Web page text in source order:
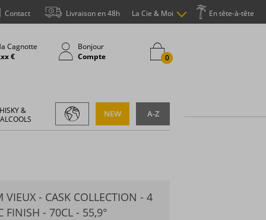
En tête-à-tête
La Cie & Moi
Livraison en 48h
Contact
Cagnotte
€
Bonjour
Compte
0
&
A-Z
NEW
VIEUX - CASK COLLECTION - 4
FINISH - 70CL - 55,9°